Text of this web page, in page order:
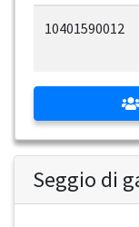
10401590012
Seggio di